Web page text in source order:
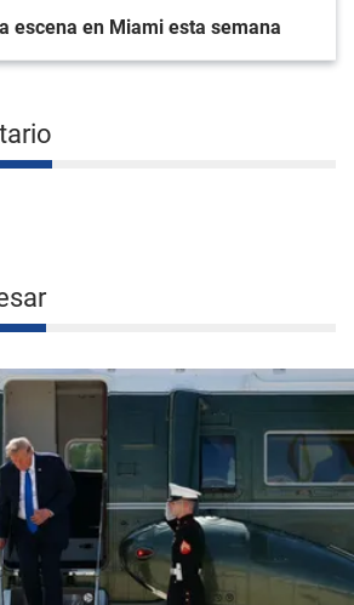
escena en Miami esta semana